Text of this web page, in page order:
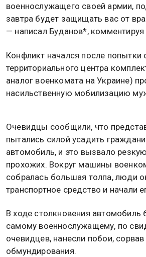
военнослужащего своей армии,
завтра будет защищать вас от
— написал Буданов*,
Конфликт начался после попытки
территориального центра
аналог военкомата на Украине)
насильственную мобилизацию
Очевидцы сообщили, что
пытались силой усадить
автомобиль, и это вызвало
прохожих. Вокруг машины
собралась большая толпа, люди
транспортное средство и начали
В ходе столкновения автомобиль
самому военнослужащему, по
очевидцев, нанесли побои, сорвав
обмундирования.